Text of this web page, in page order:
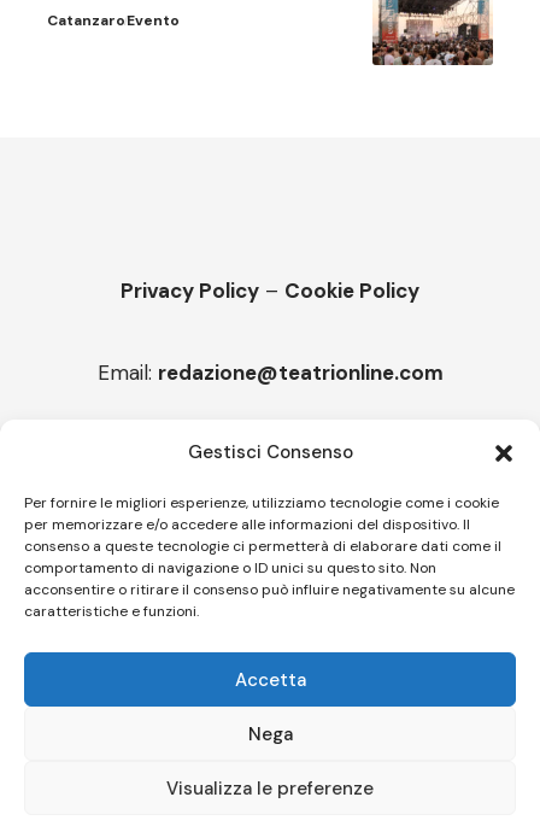
Gestisci Consenso
Per fornire le migliori esperienze, utilizziamo tecnologie come i cookie
per memorizzare e/o accedere alle informazioni del dispositivo. Il
consenso a queste tecnologie ci permetterà di elaborare dati come il
comportamento di navigazione o ID unici su questo sito. Non
acconsentire o ritirare il consenso può influire negativamente su alcune
caratteristiche e funzioni.
Accetta
Nega
Visualizza le preferenze
CatanzaroEvento
Privacy Policy – Cookie Policy
Email: redazione@teatrionline.com
Melicuccà, Capitale della poesia
Firenze - SEO BY SIMONE ROMPIETTI SR WEB
Le tue preferenze relative alla privacy